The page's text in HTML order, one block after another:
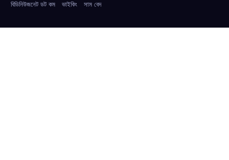
বিডিনিউজনেট ডট কম ভাইকিং সাম বেদ